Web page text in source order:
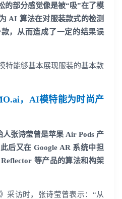
的部分感觉像是被“吸”在了模
AI 算法在对服装款式的检测
款，从而造成了一定的结果误
特能够基本展现服装的基本款
，AI模特能为时尚产
人张诗莹曾是苹果 Air Pods 产
后又在 Google AR 系统中担
等产品的算法和构架
采访时，张诗莹曾表示：“从